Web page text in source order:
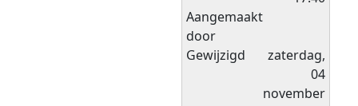
Aangemaakt
door
Gewijzigd
zaterdag,
04
november